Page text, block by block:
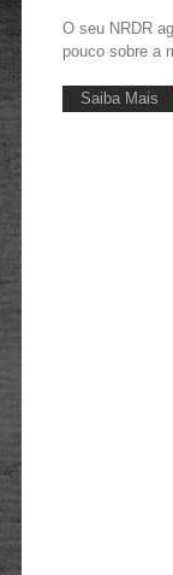
O seu NRDR
pouco sobre a
Saiba Mais